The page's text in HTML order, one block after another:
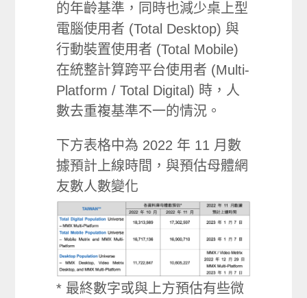
的年齡基準，同時也減少桌上型
電腦使用者 (Total Desktop) 與
行動裝置使用者 (Total Mobile)
在統整計算跨平台使用者 (Multi-
Platform / Total Digital) 時，人
數去重複基準不一的情況。
下方表格中為 2022 年 11 月數
據預計上線時間，與預估母體網
友數人數變化
* 最終數字或與上方預估有些微